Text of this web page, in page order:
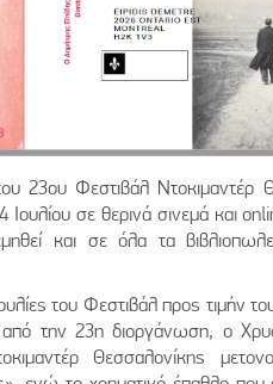
23ου Φεστιβάλ Ντοκιμαντέρ
σε θερινά σινεμά και
και σε όλα τα
του Φεστιβάλ προς τιμήν
την 23η διοργάνωση, ο
Θεσσαλονίκης